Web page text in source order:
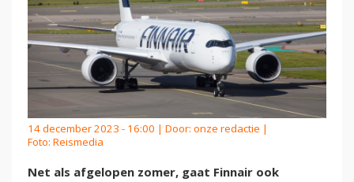
14 december 2023 - 16:00 | Door: onze redactie |
Foto: Reismedia
Net als afgelopen zomer, gaat Finnair ook